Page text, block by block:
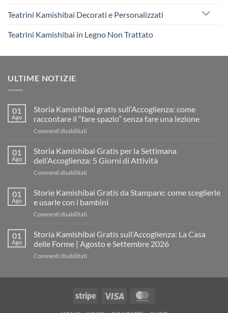
Teatrini Kamishibai Decorati e Personalizzati
Teatrini Kamishibai in Legno Non Trattato
ULTIME NOTIZIE
01
Ago
Storia Kamishibai gratis sull’Accoglienza: come
raccontare il “fare spazio” senza fare una lezione
Commenti disabilitati
Kamishibai
sull’Accoglienza:
il
“fare
una
lezione
01
Ago
Storia Kamishibai Gratis per la Settimana
dell’Accoglienza: 5 Giorni di Attività
Commenti disabilitati
Kamishibai
per
dell’Accoglienza:
Giorni
01
Ago
Storie Kamishibai Gratis da Stampare: come sceglierle
e usarle con i bambini
Commenti disabilitati
Kamishibai
da
usarle
con
01
Ago
Storia Kamishibai Gratis sull’Accoglienza: La Casa
delle Forme | Agosto e Settembre 2026
Commenti disabilitati
La Stripe Visa